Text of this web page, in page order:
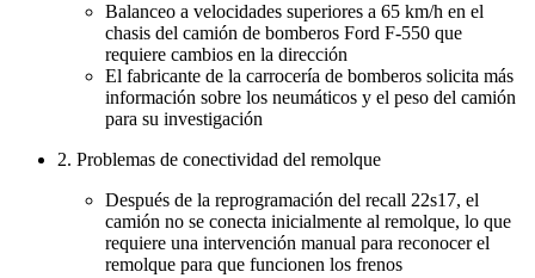
Balanceo a velocidades superiores a 65 km/h en el
chasis del camión de bomberos Ford F-550 que
requiere cambios en la dirección
El fabricante de la carrocería de bomberos solicita más
información sobre los neumáticos y el peso del camión
para su investigación
2. Problemas de conectividad del remolque
Después de la reprogramación del recall 22s17, el
camión no se conecta inicialmente al remolque, lo que
requiere una intervención manual para reconocer el
remolque para que funcionen los frenos